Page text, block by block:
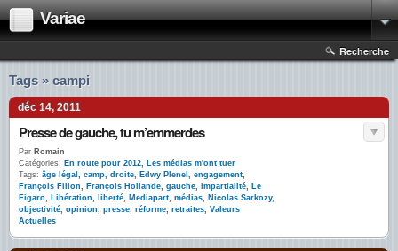
Variae
Recherche
Tags » campi
déc 14, 2011
Presse de gauche, tu m’emmerdes
Par Romain
Catégories: En route pour 2012, Les médias m'ont tuer
Tags: âge légal , camp, droite, Edwy Plenel , engagement,
François Fillon, François Hollande, gauche, impartialité, Le
Figaro, Libération, liberté, Mediapart, médias, Nicolas Sarkozy,
objectivité, opinion, presse, réforme, retraites, Valeurs
Actuelles